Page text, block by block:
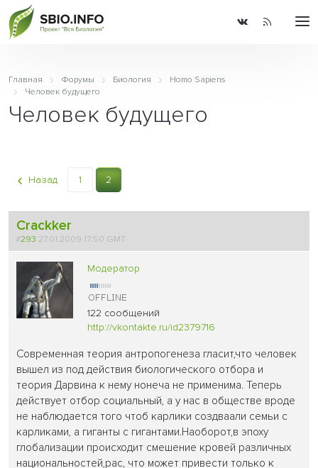
Главная Форумы Биология
Homo Sapiens
Человек будущего
Человек будущего
Назад 1 2
Crackker
#293 27.01.2009 17:50 GMT
Модератор
122 сообщений
http://vkontakte.ru/id2379716
Современная теория антропогенеза гласит,что человек
вышел из под действия биологического отбора и
теория Дарвина к нему нонеча не применима. Теперь
действует отбор социальный, а у нас в обществе вроде
не наблюдается того чтоб карлики создваали семьи с
карликами, а гиганты с гигантами.Наоборот,в эпоху
глобализации происходит смешение кровей различных
национальностей,рас, что может привести только к